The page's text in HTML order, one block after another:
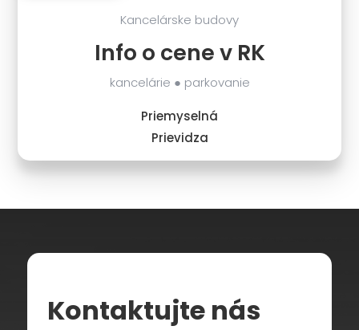
Kancelárske budovy
Info o cene v RK
kancelárie ● parkovanie
Priemyselná
Prievidza
Kontaktujte nás